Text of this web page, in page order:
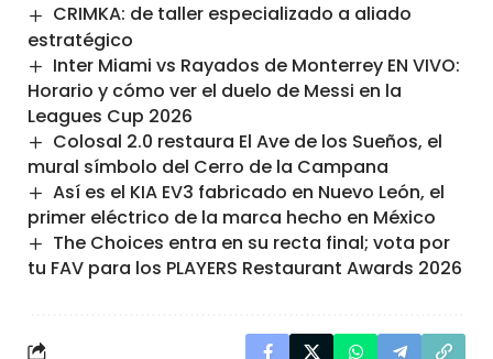
CRIMKA: de taller especializado a aliado
estratégico
Inter Miami vs Rayados de Monterrey EN VIVO:
Horario y cómo ver el duelo de Messi en la
Leagues Cup 2026
Colosal 2.0 restaura El Ave de los Sueños, el
mural símbolo del Cerro de la Campana
Así es el KIA EV3 fabricado en Nuevo León, el
primer eléctrico de la marca hecho en México
The Choices entra en su recta final; vota por
tu FAV para los PLAYERS Restaurant Awards 2026